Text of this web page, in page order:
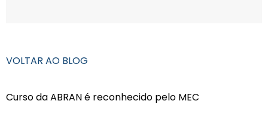
VOLTAR AO BLOG
Curso da ABRAN é reconhecido pelo MEC